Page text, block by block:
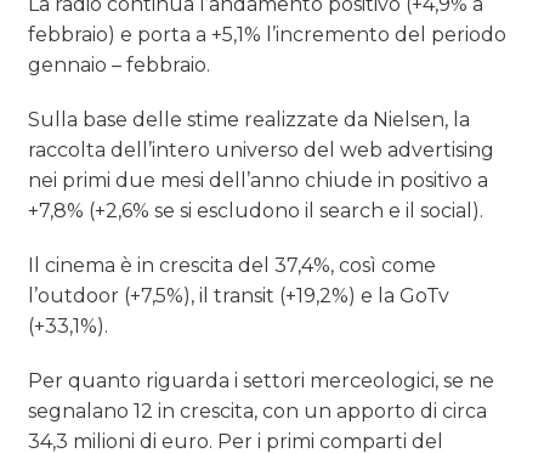
febbraio) e porta a +5,1% l’incremento del periodo
gennaio – febbraio.
Sulla base delle stime realizzate da Nielsen, la
raccolta dell’intero universo del web advertising
nei primi due mesi dell’anno chiude in positivo a
+7,8% (+2,6% se si escludono il search e il social).
Il cinema è in crescita del 37,4%, così come
l’outdoor (+7,5%), il transit (+19,2%) e la GoTv
(+33,1%).
Per quanto riguarda i settori merceologici, se ne
segnalano 12 in crescita, con un apporto di circa
34,3 milioni di euro. Per i primi comparti del